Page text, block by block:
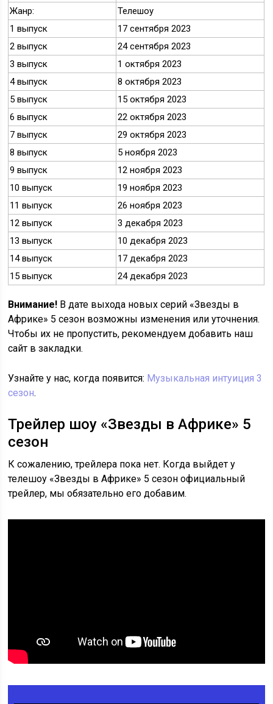
Жанр:
Телешоу
1 выпуск
17 сентября 2023
2 выпуск
24 сентября 2023
3 выпуск
1 октября 2023
4 выпуск
8 октября 2023
5 выпуск
15 октября 2023
6 выпуск
22 октября 2023
7 выпуск
29 октября 2023
8 выпуск
5 ноября 2023
9 выпуск
12 ноября 2023
10 выпуск
19 ноября 2023
11 выпуск
26 ноября 2023
12 выпуск
3 декабря 2023
13 выпуск
10 декабря 2023
14 выпуск
17 декабря 2023
15 выпуск
24 декабря 2023
Внимание! В дате выхода новых серий «Звезды в
Африке» 5 сезон возможны изменения или уточнения.
Чтобы их не пропустить, рекомендуем добавить наш
сайт в закладки.
Узнайте у нас, когда появится: Музыкальная интуиция 3
сезон.
Трейлер шоу «Звезды в Африке» 5
сезон
К сожалению, трейлера пока нет. Когда выйдет у
телешоу «Звезды в Африке» 5 сезон официальный
трейлер, мы обязательно его добавим.